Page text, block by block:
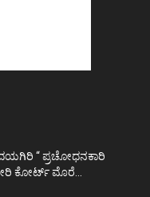
“ ಪ್ರಚೋಧನಕಾರಿ
ಕೋರ್ಟ್‌ ಮೊರೆ...